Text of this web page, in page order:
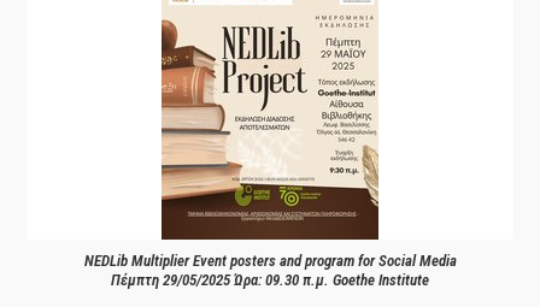
NEDLib Multiplier Event posters and program for Social Media
Πέμπτη 29/05/2025 Ώρα: 09.30 π.μ. Goethe Institute